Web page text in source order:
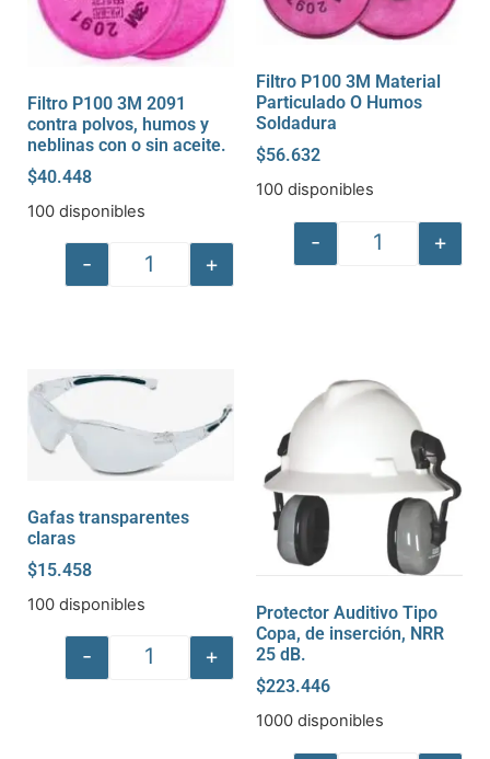
Filtro P100 3M 2091
contra polvos, humos y
neblinas con o sin aceite.
$40.448
100 disponibles
- +
Filtro P100 3M Material
Particulado O Humos
Soldadura
$56.632
100 disponibles
- +
Gafas transparentes
claras
$15.458
100 disponibles
- +
Protector Auditivo Tipo
Copa, de inserción, NRR
25 dB.
$223.446
1000 disponibles